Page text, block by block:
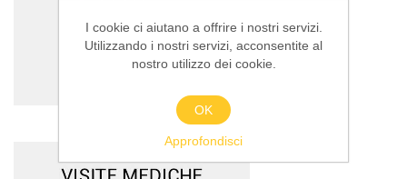
I cookie ci aiutano a offrire i nostri servizi.
Utilizzando i nostri servizi, acconsentite al
nostro utilizzo dei cookie.
OK
Approfondisci